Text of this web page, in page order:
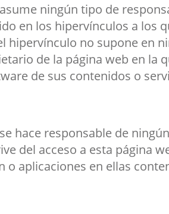
ningún tipo de
en los hipervínculos a los
hipervínculo no supone en
de la página web en la
de sus contenidos o
hace responsable de
del acceso a esta página
o aplicaciones en ellas